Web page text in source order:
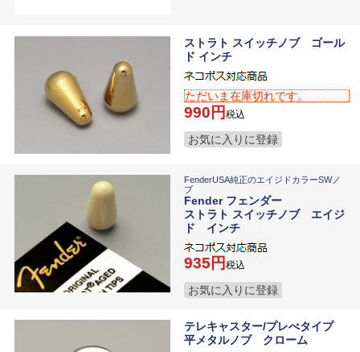
ストラト スイッチノブ ゴール
ド インチ
ただいま在庫切れです。
990 税込
お気に入りに登録
FenderUSA純正のエイジドカラーSWノ
ブ
Fender フェンダー
ストラト スイッチノブ エイジ
ド インチ
935 税込
お気に入りに登録
テレキャスター/プレべタイプ
平メタルノブ クローム